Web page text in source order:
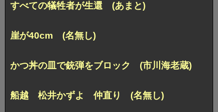
すべての犠牲者が生還 (あまと)
崖が40cm (名無し)
かつ丼の皿で銃弾をブロック (市川海老蔵)
船越 松井かずよ 仲直り (名無し)